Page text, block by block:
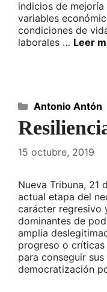
indicios de
variables
condiciones de
laborales … Leer
15 octubre, 2019
Nueva Tribuna,
actual etapa del
carácter regresivo
dominantes de
amplia
progreso o
para conseguir
democratización
Categorías
Antonio Antón